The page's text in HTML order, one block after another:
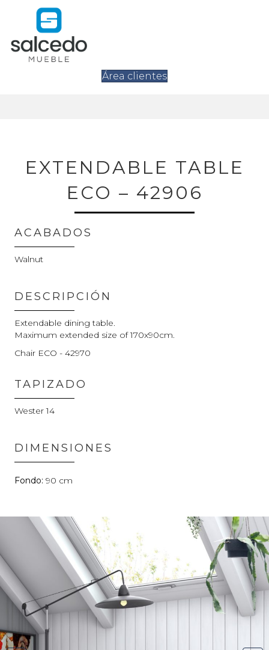
Área clientes
EXTENDABLE TABLE
ECO – 42906
ACABADOS
Walnut
DESCRIPCIÓN
Extendable dining table.
Maximum extended size of 170x90cm.
Chair ECO - 42970
TAPIZADO
Wester 14
DIMENSIONES
90